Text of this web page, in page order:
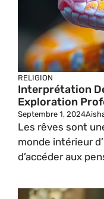
RELIGION
Interprétation
Exploration
Septembre 1, 2024
Les rêves sont
monde intérieur
d’accéder aux